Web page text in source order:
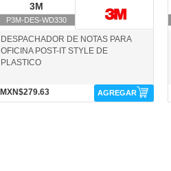
3M
P3M-DES-WD330
DESPACHADOR DE NOTAS PARA
OFICINA POST-IT STYLE DE
PLASTICO
MXN$279.63 AGREGAR